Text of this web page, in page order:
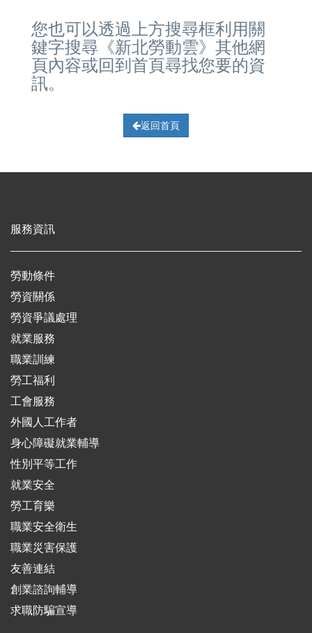
您也可以透過上方搜尋框利用關
鍵字搜尋《新北勞動雲》其他網
頁內容或回到首頁尋找您要的資
訊。
返回首頁
服務資訊
勞動條件
勞資關係
勞資爭議處理
就業服務
職業訓練
勞工福利
工會服務
外國人工作者
身心障礙就業輔導
性別平等工作
就業安全
勞工育樂
職業安全衛生
職業災害保護
友善連結
創業諮詢輔導
求職防騙宣導